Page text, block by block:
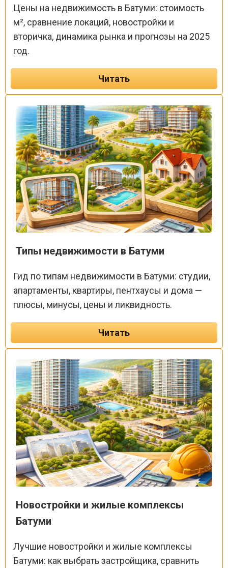
Цены на недвижимость в Батуми: стоимость
м², сравнение локаций, новостройки и
вторичка, динамика рынка и прогнозы на 2025
год.
Читать
Типы недвижимости в Батуми
Гид по типам недвижимости в Батуми: студии,
апартаменты, квартиры, пентхаусы и дома —
плюсы, минусы, цены и ликвидность.
Читать
Новостройки и жилые комплексы
Батуми
Лучшие новостройки и жилые комплексы
Батуми: как выбрать застройщика, сравнить